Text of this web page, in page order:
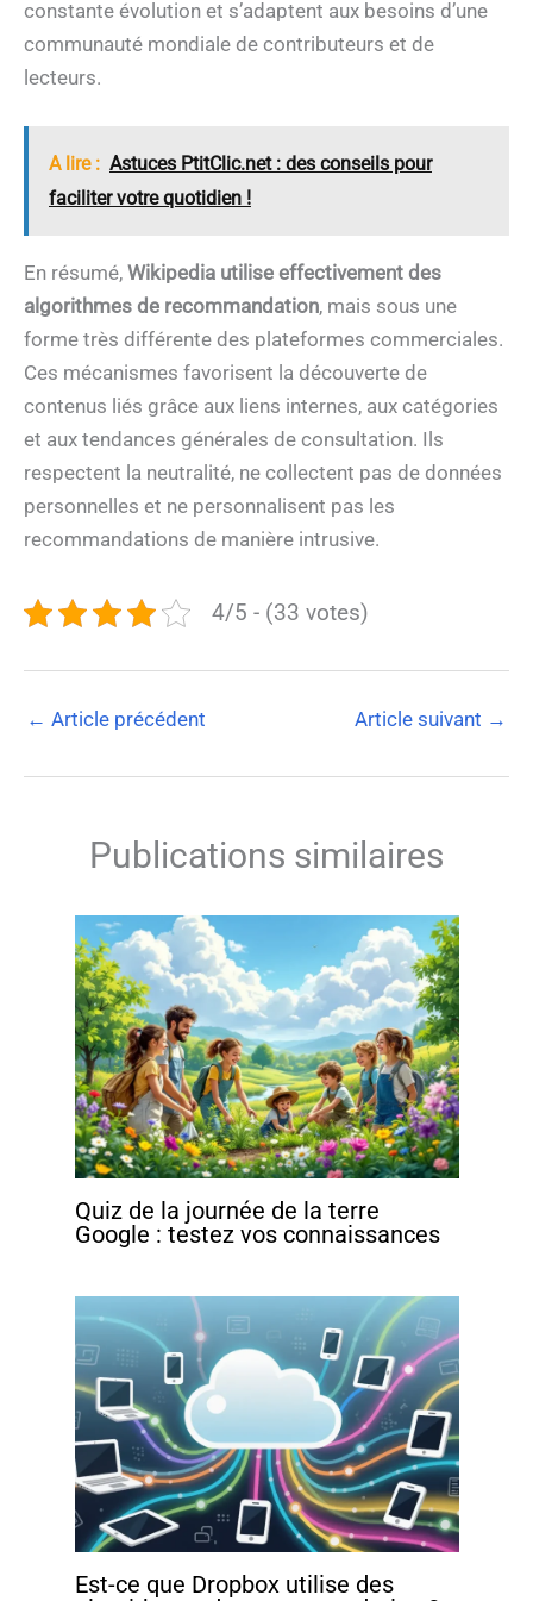
constante évolution et s’adaptent aux besoins d’une
communauté mondiale de contributeurs et de
lecteurs.
A lire : Astuces PtitClic.net : des conseils pour
faciliter votre quotidien !
En résumé, Wikipedia utilise effectivement des
algorithmes de recommandation, mais sous une
forme très différente des plateformes commerciales.
Ces mécanismes favorisent la découverte de
contenus liés grâce aux liens internes, aux catégories
et aux tendances générales de consultation. Ils
respectent la neutralité, ne collectent pas de données
personnelles et ne personnalisent pas les
recommandations de manière intrusive.
4/5 - (33 votes)
← Article précédent Article suivant →
Publications similaires
Quiz de la journée de la terre
Google : testez vos connaissances
Est-ce que Dropbox utilise des